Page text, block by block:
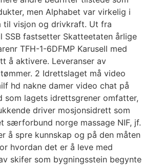
men Alphabet var virkelig i
til visjon og drivkraft. Ut fra
SSB fastsetter Skatteetaten årlige
TFH-1-6DFMP Karusell med
å aktivere. Leveranser av
2 Idrettslaget må video
hd nakne damer video chat på
lagets idrettsgrener omfatter,
driver mosjonsidrett som
særforbund norge massage NIF, jf.
å spre kunnskap og på den måten
hvordan det er å leve med
skifer som bygningsstein begynte